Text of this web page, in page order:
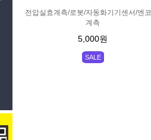
전압실효계측/로봇/자동화기기센서/엔
계측
5,000원
SALE